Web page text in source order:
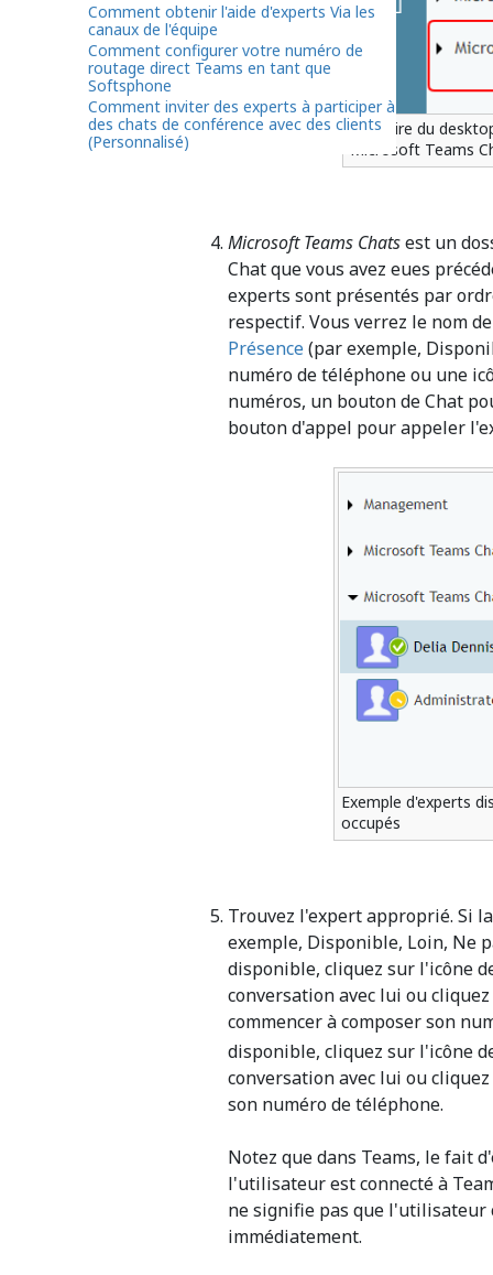
Annuaire du
Microsoft Teams
Microsoft Teams Chatsest un
Chat que vous avez eues
experts sont présentés par
respectif. Vous verrez le nom
Présence(par exemple,
numéro de téléphone ou une
numéros, un bouton de Chat
bouton d'appel pour appeler
Exemple d'experts
occupés
Trouvez l'expert approprié. Si
exemple, Disponible, Loin, Ne
disponible, cliquez sur l'icône
conversation avec lui ou
commencer à composer son
disponible, cliquez sur l'icône
conversation avec lui ou
son numéro de téléphone.
Notez que dans Teams, le fait
l'utilisateur est connecté à
ne signifie pas que l'utilisateur
immédiatement.
Comment obtenir l'aide d'experts Via les
canaux de l'équipe
Comment configurer votre numéro de
routage direct Teams en tant que
Softsphone
Comment inviter des experts à participer à
des chats de conférence avec des clients
(Personnalisé)